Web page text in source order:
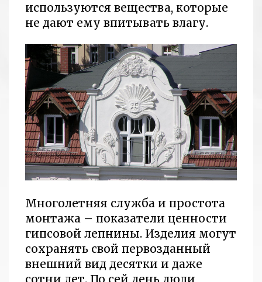
используются вещества, которые
не дают ему впитывать влагу.
Многолетняя служба и простота
монтажа – показатели ценности
гипсовой лепнины. Изделия могут
сохранять свой первозданный
внешний вид десятки и даже
сотни лет. По сей день люди